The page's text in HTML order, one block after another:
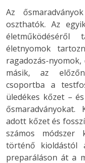
Az
oszthatók. Az
életműködéséről
életnyomok
ragadozás-
másik, az
csoportba a
üledékes kőzet –
adott kőzet és
számos módszer
történő kioldástól
preparáláson át a